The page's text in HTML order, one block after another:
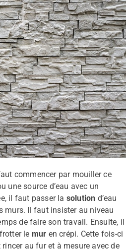
commencer par mouiller ce
une source d’eau avec un
il faut passer la solution d’eau
murs. Il faut insister au niveau
de faire son travail. Ensuite, il
le mur en crépi. Cette fois-ci
au fur et à mesure avec de